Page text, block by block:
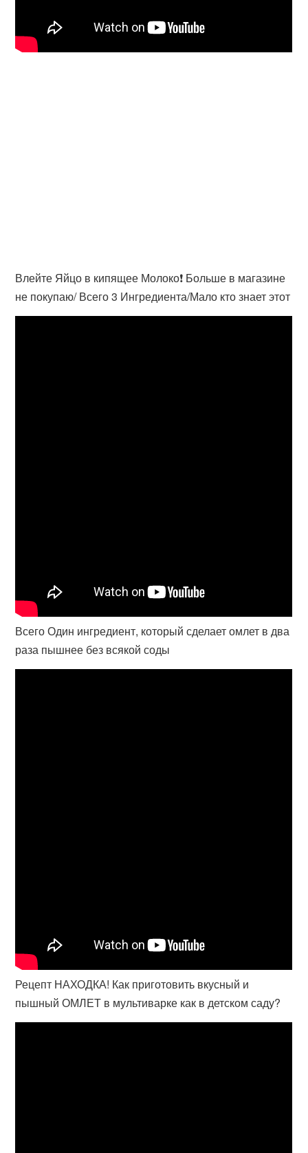
Влейте Яйцо в кипящее Молоко❗ Больше в магазине
не покупаю/ Всего 3 Ингредиента/Мало кто знает этот
Всего Один ингредиент, который сделает омлет в два
раза пышнее без всякой соды
Рецепт НАХОДКА! Как приготовить вкусный и
пышный ОМЛЕТ в мультиварке как в детском саду?